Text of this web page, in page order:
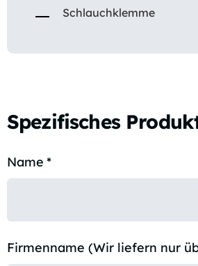
Schlauchklemme
Spezifisches
Name *
Firmenname (Wir liefern nur